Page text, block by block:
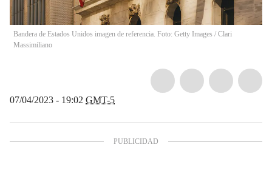
Bandera de Estados Unidos imagen de referencia. Foto: Getty Images / Clari
Massimiliano
07/04/2023 - 19:02 GMT-5